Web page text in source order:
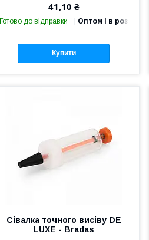
41,10 ₴
Готово до відправки Оптом і в роздріб
Купити
Сівалка точного висіву DE
LUXE - Bradas